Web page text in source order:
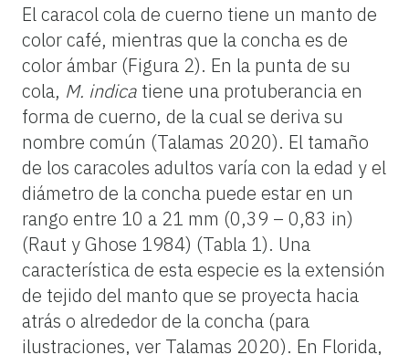
El caracol cola de cuerno tiene un manto de
color café, mientras que la concha es de
color ámbar (Figura 2). En la punta de su
cola, M. indica tiene una protuberancia en
forma de cuerno, de la cual se deriva su
nombre común (Talamas 2020). El tamaño
de los caracoles adultos varía con la edad y el
diámetro de la concha puede estar en un
rango entre 10 a 21 mm (0,39 – 0,83 in)
(Raut y Ghose 1984) (Tabla 1). Una
característica de esta especie es la extensión
de tejido del manto que se proyecta hacia
atrás o alrededor de la concha (para
ilustraciones, ver Talamas 2020). En Florida,